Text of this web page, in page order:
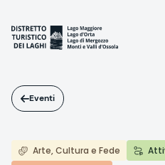
contenuto
principale
Eventi
Arte, Cultura e Fede